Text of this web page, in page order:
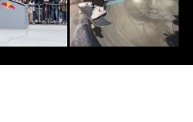
2022.12.1
OTHERS
SOCIAL INNOVATION WEEK 2021